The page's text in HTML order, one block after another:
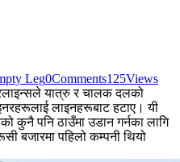
Leg0Comments125Views
यात्रु र चालक दलको
लाइनहरूबाट हटाए। यी
कुनै पनि ठाउँमा उडान गर्नका लागि
बजारमा पहिलो कम्पनी थियो